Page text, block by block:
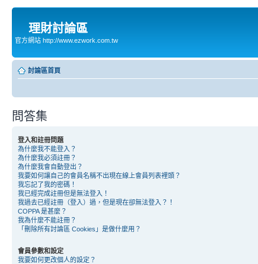
理財討論區
官方網站 http://www.ezwork.com.tw
討論區首頁
問答集
登入和註冊問題
為什麼我不能登入？
為什麼我必須註冊？
為什麼我會自動登出？
我要如何讓自己的會員名稱不出現在線上會員列表裡頭？
我忘記了我的密碼！
我已經完成註冊但是無法登入！
我過去已經註冊（登入）過，但是現在卻無法登入？！
COPPA 是甚麼？
我為什麼不能註冊？
「刪除所有討論區 Cookies」是做什麼用？
會員參數和設定
我要如何更改個人的設定？